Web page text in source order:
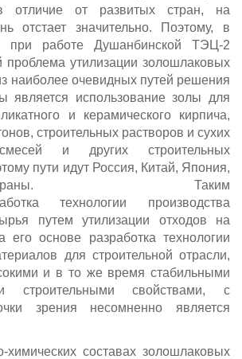
отличие от развитых стран, на
отстает значительно. Поэтому, в
при работе Душанбинской ТЭЦ-2
проблема утилизации золошлаковых
наиболее очевидных путей решения
является использование золы для
и керамического кирпича,
строительных растворов и сухих
и других строительных
пути идут Россия, Китай, Япония,
страны. Таким
технологии производства
путем утилизации отходов на
основе разработка технологии
для строительной отрасли,
и в то же время стабильными
строительными свойствами, с
зрения несомненно является
составах золошлаковых